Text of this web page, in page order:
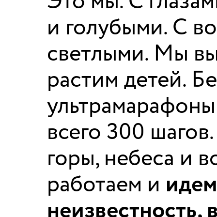
и голубыми. С
светлыми. Мы
растим детей.
всего 300
горы, небеса и
работаем и